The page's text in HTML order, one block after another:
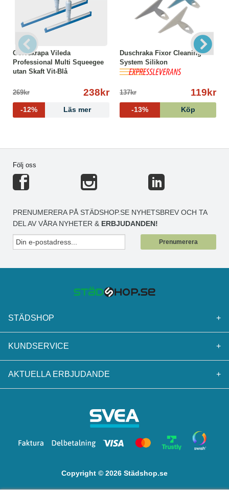
Golvskrapa Vileda
Professional Multi Squeegee
utan Skaft Vit-Blå
269kr 238kr
-12% Läs mer
Duschraka Fixor Cleaning
System Silikon
137kr 119kr
-13% Köp
Följ oss
PRENUMERERA PÅ STÄDSHOP.SE NYHETSBREV OCH TA
DEL AV VÅRA NYHETER & ERBJUDANDEN!
Prenumerera
STÄDSHOP +
KUNDSERVICE +
AKTUELLA ERBJUDANDE +
Copyright © 2026 Städshop.se